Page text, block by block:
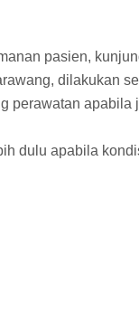
pasien,
dilakukan
perawatan apabila
dulu apabila